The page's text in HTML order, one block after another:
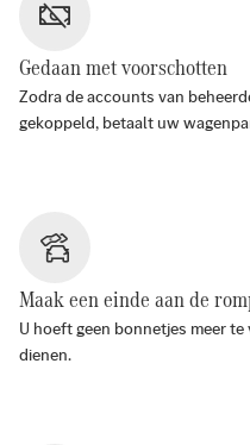
Gedaan met voorschotten
Zodra de accounts van
gekoppeld, betaalt uw
Maak een einde aan de
U hoeft geen bonnetjes meer
dienen.